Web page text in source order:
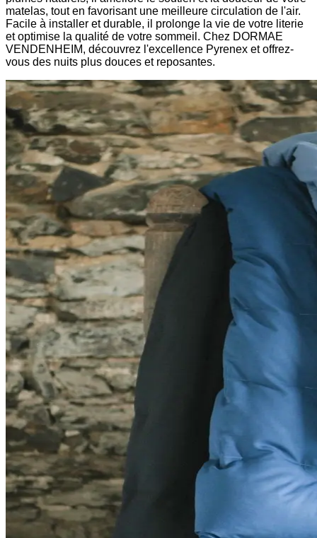
matelas, tout en favorisant une meilleure circulation de l'air.
Facile à installer et durable, il prolonge la vie de votre literie
et optimise la qualité de votre sommeil. Chez DORMAE
VENDENHEIM, découvrez l'excellence Pyrenex et offrez-
vous des nuits plus douces et reposantes.